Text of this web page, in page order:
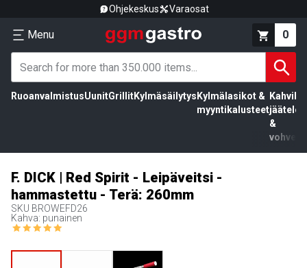
Ohjekeskus Varaosat
Menu 0
RuoanvalmistusUunitGrillitKylmäsäilytys Kylmälasikot &
myyntikalusteet
Kahvila,
jäätelö
&
vohvelit
F. DICK | Red Spirit - Leipäveitsi -
hammastettu - Terä: 260mm
SKU BROWEFD26
Kahva: punainen